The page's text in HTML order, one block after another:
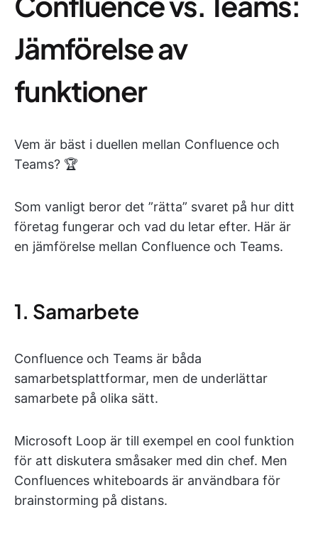
Jämförelse av
funktioner
Vem är bäst i duellen mellan Confluence och
Teams? 🏆
Som vanligt beror det ”rätta” svaret på hur ditt
företag fungerar och vad du letar efter. Här är
en jämförelse mellan Confluence och Teams.
1. Samarbete
Confluence och Teams är båda
samarbetsplattformar, men de underlättar
samarbete på olika sätt.
Microsoft Loop är till exempel en cool funktion
för att diskutera småsaker med din chef. Men
Confluences whiteboards är användbara för
brainstorming på distans.